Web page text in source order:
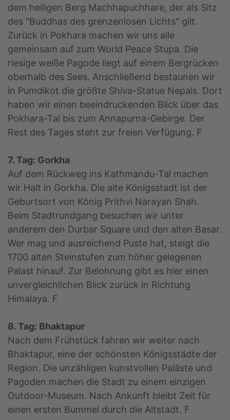
dem heiligen Berg Machhapuchhare, der als Sitz
des "Buddhas des grenzenlosen Lichts" gilt.
Zurück in Pokhara machen wir uns alle
gemeinsam auf zum World Peace Stupa. Die
riesige weiße Pagode liegt auf einem Bergrücken
oberhalb des Sees. Anschließend bestaunen wir
in Pumdikot die größte Shiva-Statue Nepals. Dort
haben wir einen beeindruckenden Blick über das
Pokhara-Tal bis zum Annapurna-Gebirge. Der
Rest des Tages steht zur freien Verfügung. F
7. Tag: Gorkha
Auf dem Rückweg ins Kathmandu-Tal machen
wir Halt in Gorkha. Die alte Königsstadt ist der
Geburtsort von König Prithvi Narayan Shah.
Beim Stadtrundgang besuchen wir unter
anderem den Durbar Square und den alten Basar.
Wer mag und ausreichend Puste hat, steigt die
1700 alten Steinstufen zum höher gelegenen
Palast hinauf. Zur Belohnung gibt es hier einen
unvergleichlichen Blick zurück in Richtung
Himalaya. F
8. Tag: Bhaktapur
Nach dem Frühstück fahren wir weiter nach
Bhaktapur, eine der schönsten Königsstädte der
Region. Die unzähligen kunstvollen Paläste und
Pagoden machen die Stadt zu einem einzigen
Outdoor-Museum. Nach Ankunft bleibt Zeit für
einen ersten Bummel durch die Altstadt. F